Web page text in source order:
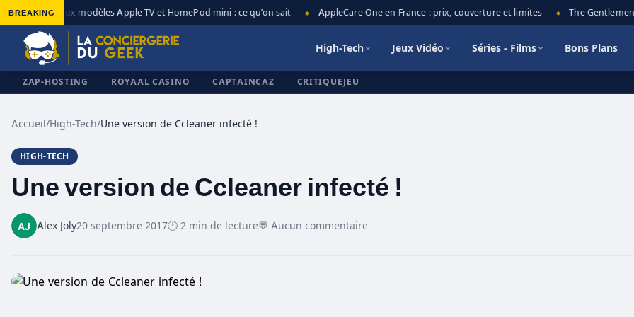
BREAKING
◆ Nouveaux modèles Apple TV et HomePod mini : ce qu’on sait AppleCare One en France : prix, couverture et limites The Gentlemen
High-Tech Jeux Vidéo Séries - Films Bons Plans
ZAP-HOSTING ROYAAL CASINO CAPTAINCAZ CRITIQUEJEU
Accueil/High-Tech/Une version de Ccleaner infecté !
HIGH-TECH
Une version de Ccleaner infecté !
Alex Joly20 septembre 2017🕐 2 min de lecture💬 Aucun commentaire